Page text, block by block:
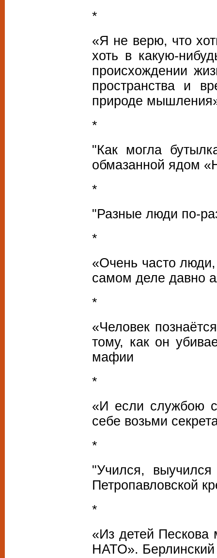
*
«Я не верю, что
хоть в какую-
происхождении
пространства и
природе
*
"Как могла
обмазанной ядом
*
"Разные люди по-
*
«Очень часто
самом деле давно
*
«Человек
тому, как он
мафии
*
«И если службою
себе возьми
*
"Учился,
Петропавловской
*
«Из детей Пескова
НАТО». Берлинский